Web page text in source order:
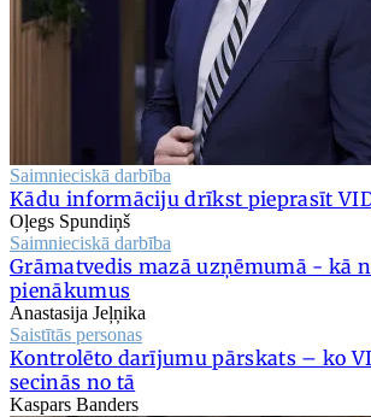
Saimnieciskā darbība
Kādu informāciju drīkst pieprasīt
Oļegs Spundiņš
Saimnieciskā darbība
Grāmatvedis mazā uzņēmumā - kā
pienākumus
Anastasija Jeļņika
Saistītās personas
Kontrolēto darījumu pārskats – ko
secinās no tā
Kaspars Banders